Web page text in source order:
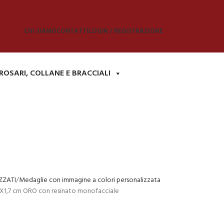
CHI SIAMOCONTATTILOGIN / REGISTRAZIONE
COLLANE E BRACCIALI
Medaglie con immagine a colori personalizzata
cm ORO con resinato monofacciale